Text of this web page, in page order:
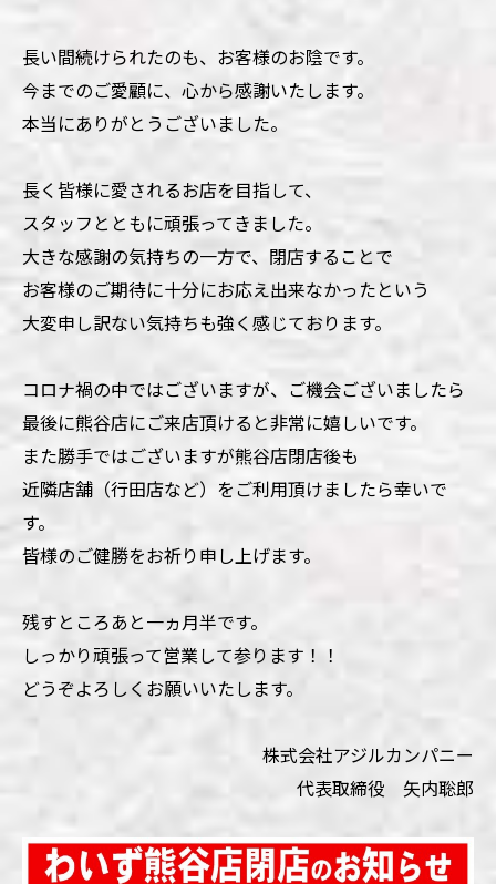
長い間続けられたのも、お客様のお陰です。
今までのご愛顧に、心から感謝いたします。
本当にありがとうございました。
長く皆様に愛されるお店を目指して、
スタッフとともに頑張ってきました。
大きな感謝の気持ちの一方で、閉店することで
お客様のご期待に十分にお応え出来なかったという
大変申し訳ない気持ちも強く感じております。
コロナ禍の中ではございますが、ご機会ございましたら
最後に熊谷店にご来店頂けると非常に嬉しいです。
また勝手ではございますが熊谷店閉店後も
近隣店舗（行田店など）をご利用頂けましたら幸いで
す。
皆様のご健勝をお祈り申し上げます。
残すところあと一ヵ月半です。
しっかり頑張って営業して参ります！！
どうぞよろしくお願いいたします。
株式会社アジルカンパニー
代表取締役 矢内聡郎